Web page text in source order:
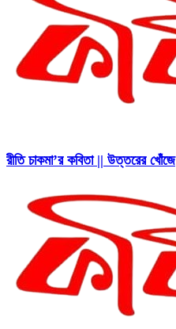
রীতি চাকমা’র কবিতা || উত্তরের খোঁজে